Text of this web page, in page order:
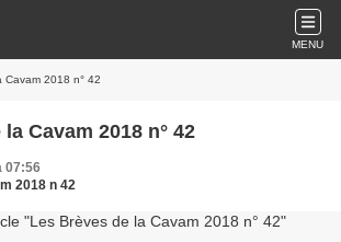
MENU
Cavam 2018 n° 42
Cavam 2018 n° 42
07:56
2018 n 42